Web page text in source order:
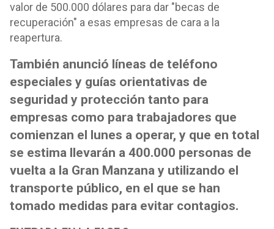
valor de 500.000 dólares para dar "becas de
recuperación" a esas empresas de cara a la
reapertura.
También anunció líneas de teléfono
especiales y guías orientativas de
seguridad y protección tanto para
empresas como para trabajadores que
comienzan el lunes a operar, y que en total
se estima llevarán a 400.000 personas de
vuelta a la Gran Manzana y utilizando el
transporte público, en el que se han
tomado medidas para evitar contagios.